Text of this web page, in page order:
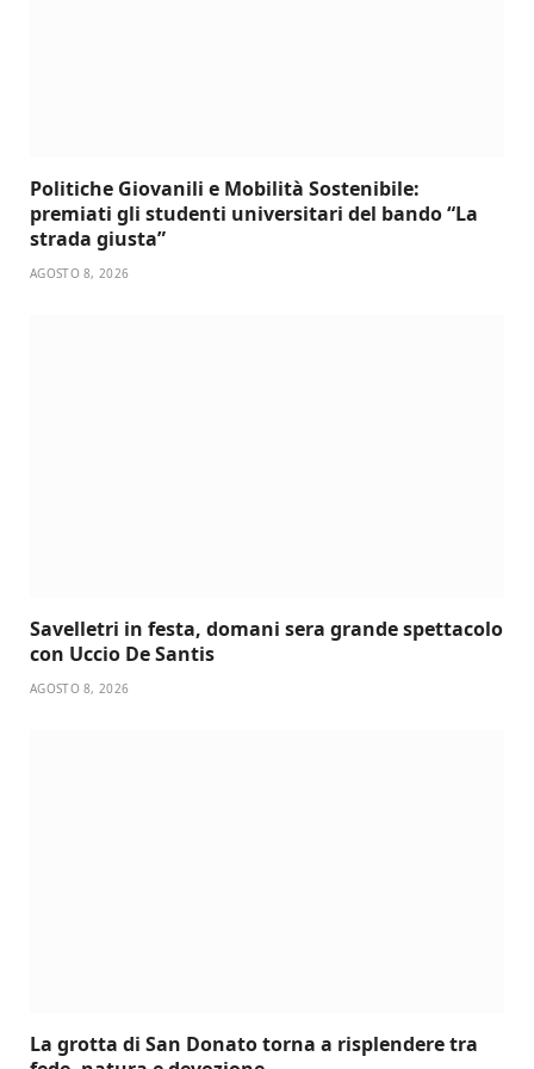
Politiche Giovanili e Mobilità Sostenibile:
premiati gli studenti universitari del bando “La
strada giusta”
AGOSTO 8, 2026
Savelletri in festa, domani sera grande spettacolo
con Uccio De Santis
AGOSTO 8, 2026
La grotta di San Donato torna a risplendere tra